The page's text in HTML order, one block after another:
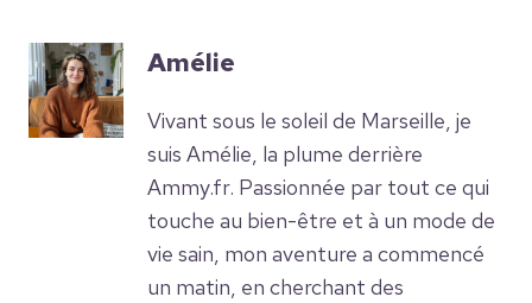
Amélie
Vivant sous le soleil de Marseille, je
suis Amélie, la plume derrière
Ammy.fr. Passionnée par tout ce qui
touche au bien-être et à un mode de
vie sain, mon aventure a commencé
un matin, en cherchant des